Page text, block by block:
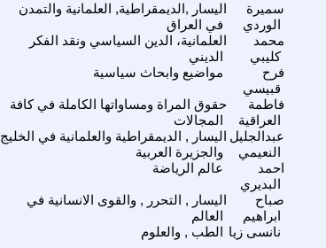
اليسار ,الديمقراطية, العلمانية والتمدن
في العراق
سميرة
الوردي
العلمانية، الدين السياسي ونقد الفكر
الديني
محمد
كليبي
مواضيع وابحاث سياسية
فرح
قبيسي
حقوق المراة ومساواتها الكاملة في كافة
المجالات
فاطمة
العراقية
اليسار , الديمقراطية والعلمانية في الخليج
والجزيرة العربية
عبدالجليل
النعيمي
عالم الرياضة
احمد
البديري
اليسار , التحرر , والقوى الانسانية في
العالم
صباح
ابراهيم
الطب , والعلوم نانسى زيا